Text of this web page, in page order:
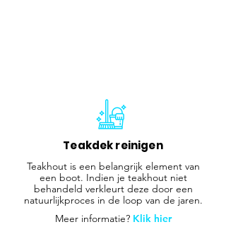
Teakdek reinigen
Teakhout is een belangrijk element van
een boot. Indien je teakhout niet
behandeld verkleurt deze door een
natuurlijkproces in de loop van de jaren.
Meer informatie? Klik hier